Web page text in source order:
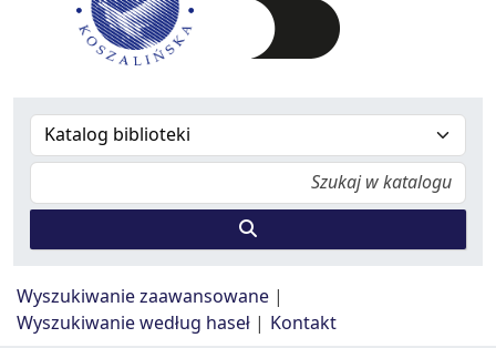
Wyszukiwanie zaawansowane
Wyszukiwanie według haseł
Kontakt